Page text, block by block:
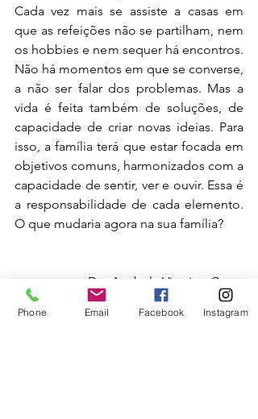
Cada vez mais se assiste a casas em
que as refeições não se partilham, nem
os hobbies e nem sequer há encontros.
Não há momentos em que se converse,
a não ser falar dos problemas. Mas a
vida é feita também de soluções, de
capacidade de criar novas ideias. Para
isso, a família terá que estar focada em
objetivos comuns, harmonizados com a
capacidade de sentir, ver e ouvir. Essa é
a responsabilidade de cada elemento.
O que mudaria agora na sua família?
Dra Anabela Vitorino Costa
Phone Email Facebook Instagram